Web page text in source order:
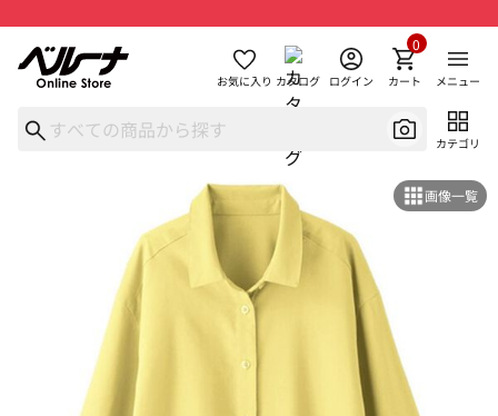
お気に入り カタログ ログイン カート
0
メニュー
カテゴリ
画像一覧